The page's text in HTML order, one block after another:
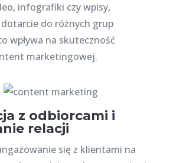
infografiki czy wpisy,
do różnych grup
wpływa na skuteczność
marketingowej.
z odbiorcami i
relacji
się z klientami na